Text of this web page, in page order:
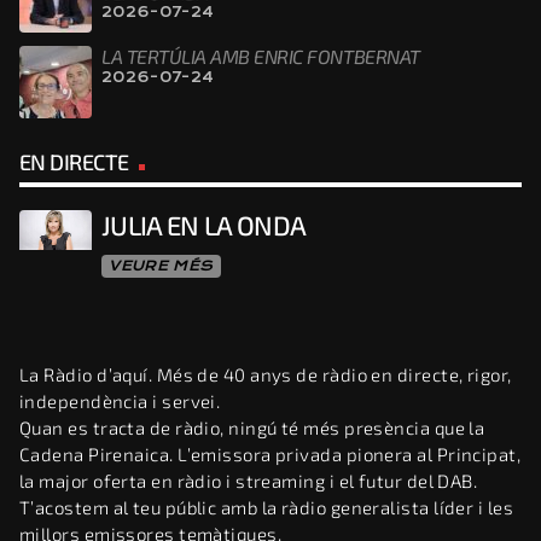
2026-07-24
LA TERTÚLIA AMB ENRIC FONTBERNAT
2026-07-24
EN DIRECTE
JULIA EN LA ONDA
VEURE MÉS
La Ràdio d’aquí. Més de 40 anys de ràdio en directe, rigor,
independència i servei.
Quan es tracta de ràdio, ningú té més presència que la
Cadena Pirenaica. L’emissora privada pionera al Principat,
la major oferta en ràdio i streaming i el futur del DAB.
T’acostem al teu públic amb la ràdio generalista líder i les
millors emissores temàtiques.